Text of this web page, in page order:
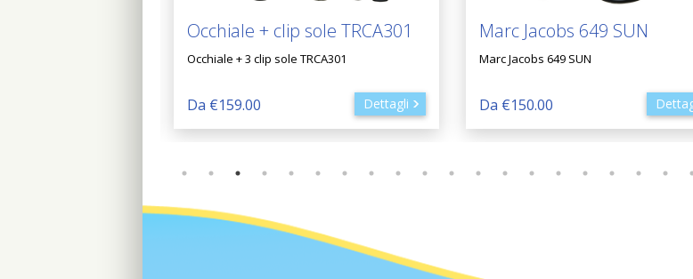
Occhiale + clip sole TRCA301
Occhiale + 3 clip sole TRCA301
Da €159.00 Dettagli
Marc Jacobs 649 SUN
Marc Jacobs 649 SUN
Da €150.00